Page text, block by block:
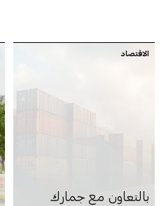
الاقتصاد
بالتعاون مع جمارك